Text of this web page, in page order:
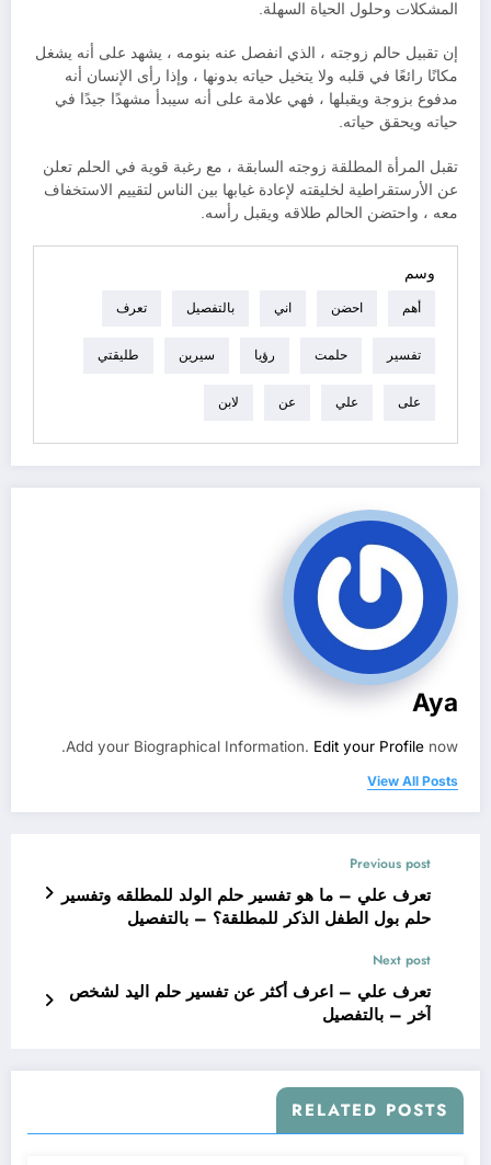
المشكلات وحلول الحياة السهلة.
إن تقبيل حالم زوجته ، الذي انفصل عنه بنومه ، يشهد على أنه يشغل
مكانًا رائعًا في قلبه ولا يتخيل حياته بدونها ، وإذا رأى الإنسان أنه
مدفوع بزوجة ويقبلها ، فهي علامة على أنه سيبدأ مشهدًا جيدًا في
حياته ويحقق حياته.
تقبل المرأة المطلقة زوجته السابقة ، مع رغبة قوية في الحلم تعلن
عن الأرستقراطية لخليقته لإعادة غيابها بين الناس لتقييم الاستخفاف
معه ، واحتضن الحالم طلاقه ويقبل رأسه.
وسم
أهم احضن اني بالتفصيل تعرف
تفسير حلمت رؤيا سيرين طليقتي
على علي عن لابن
Aya
Add your Biographical Information. Edit your Profile now.
View All Posts
Previous post
تعرف علي – ما هو تفسير حلم الولد للمطلقه وتفسير
حلم بول الطفل الذكر للمطلقة؟ – بالتفصيل
Next post
تعرف علي – اعرف أكثر عن تفسير حلم اليد لشخص
آخر – بالتفصيل
RELATED POSTS